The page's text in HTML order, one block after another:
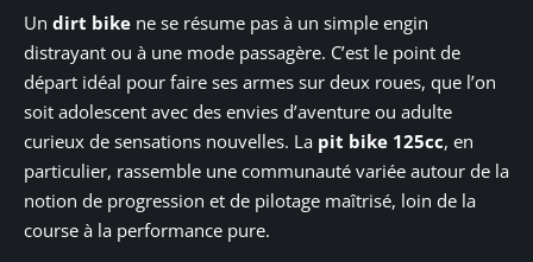
Un dirt bike ne se résume pas à un simple engin
distrayant ou à une mode passagère. C’est le point de
départ idéal pour faire ses armes sur deux roues, que l’on
soit adolescent avec des envies d’aventure ou adulte
curieux de sensations nouvelles. La pit bike 125cc, en
particulier, rassemble une communauté variée autour de la
notion de progression et de pilotage maîtrisé, loin de la
course à la performance pure.